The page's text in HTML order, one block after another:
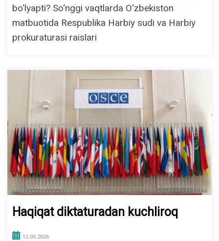
bo‘lyapti? So‘nggi vaqtlarda O‘zbekiston
matbuotida Respublika Harbiy sudi va Harbiy
prokuraturasi raislari
Haqiqat diktaturadan kuchliroq
12.05.2026